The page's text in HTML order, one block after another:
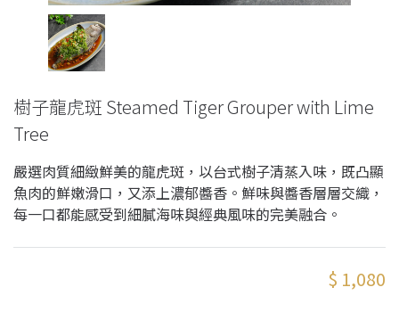
樹子龍虎斑 Steamed Tiger Grouper with Lime
Tree
嚴選肉質細緻鮮美的龍虎斑，以台式樹子清蒸入味，既凸顯
魚肉的鮮嫩滑口，又添上濃郁醬香。鮮味與醬香層層交織，
每一口都能感受到細膩海味與經典風味的完美融合。
$ 1,080